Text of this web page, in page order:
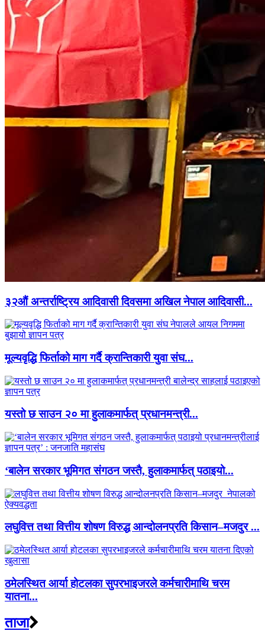
३२औं अन्तर्राष्ट्रिय आदिवासी दिवसमा अखिल नेपाल आदिवासी...
मूल्यवृद्धि फिर्ताको माग गर्दै क्रान्तिकारी युवा संघ...
यस्तो छ साउन २० मा हुलाकमार्फत् प्रधानमन्त्री...
‘बालेन सरकार भूमिगत संगठन जस्तै, हुलाकमार्फत् पठाइयो...
लघुवित्त तथा वित्तीय शोषण विरुद्ध आन्दोलनप्रति किसान–मजदुर ...
ठमेलस्थित आर्या होटलका सुपरभाइजरले कर्मचारीमाथि चरम
यातना...
ताजा